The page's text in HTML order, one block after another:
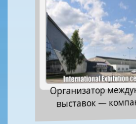
Организатор
выставок —